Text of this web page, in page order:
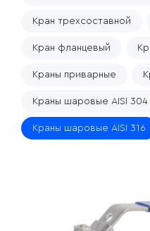
Кран трехсоставной
Кран фланцевый
Краны приварные
Краны шаровые AISI 304
Краны шаровые AISI 316